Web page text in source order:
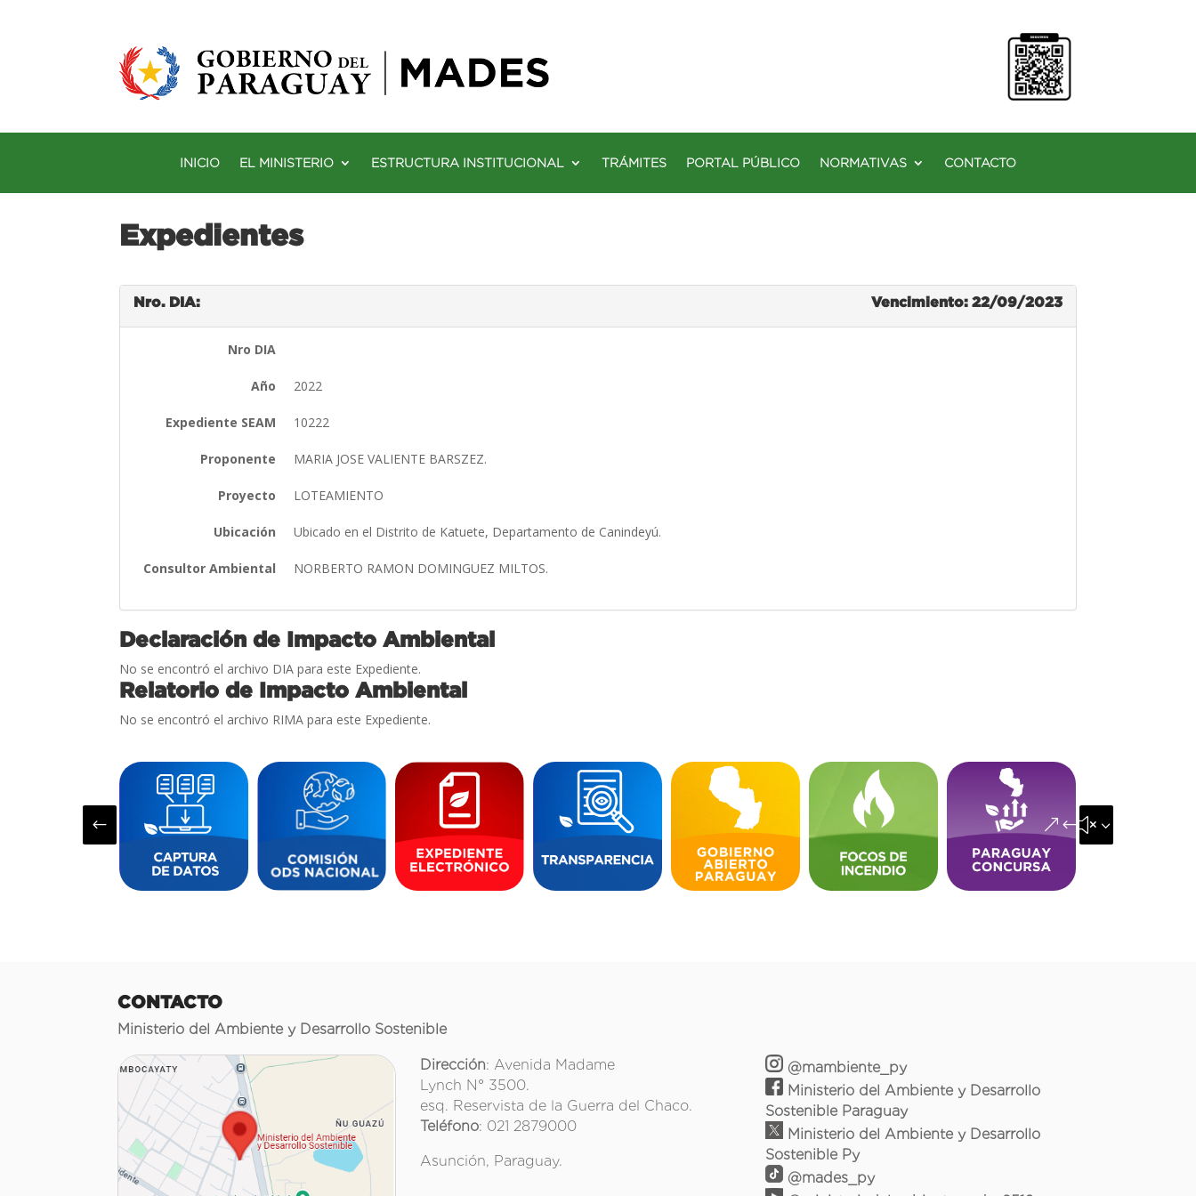
INICIO EL MINISTERIO ESTRUCTURA INSTITUCIONAL TRÁMITES PORTAL PÚBLICO NORMATIVAS CONTACTO
Expedientes
Nro. DIA: Vencimiento: 22/09/2023
Nro DIA
Año 2022
Expediente SEAM 10222
Proponente MARIA JOSE VALIENTE BARSZEZ.
Proyecto LOTEAMIENTO
Ubicación Ubicado en el Distrito de Katuete, Departamento de Canindeyú.
Consultor Ambiental NORBERTO RAMON DOMINGUEZ MILTOS.
Declaración de Impacto Ambiental
No se encontró el archivo DIA para este Expediente.
Relatorio de Impacto Ambiental
No se encontró el archivo RIMA para este Expediente.
# &#x35;
CONTACTO
Ministerio del Ambiente y Desarrollo Sostenible
Dirección: Avenida Madame
Lynch N° 3500.
esq. Reservista de la Guerra del Chaco.
Teléfono: 021 2879000
Asunción, Paraguay.
@mambiente_py
Ministerio del Ambiente y Desarrollo
Sostenible Paraguay
Ministerio del Ambiente y Desarrollo
Sostenible Py
@mades_py